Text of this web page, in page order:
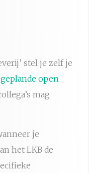
stel je zelf je
geplande open
mag
je
het LKB de